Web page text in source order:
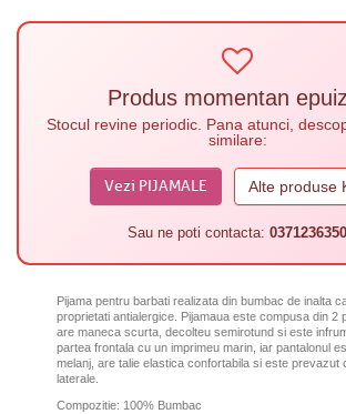
Produs momentan
Stocul revine periodic. Pana atunci,
similare:
Vezi PIJAMALE Alte produse
Sau ne poti contacta: 0371236350
Pijama pentru barbati realizata din bumbac de inalta
proprietati antialergice. Pijamaua este compusa din 2
are maneca scurta, decolteu semirotund si este
partea frontala cu un imprimeu marin, iar pantalonul
melanj, are talie elastica confortabila si este prevazut
laterale.
Compozitie: 100% Bumbac